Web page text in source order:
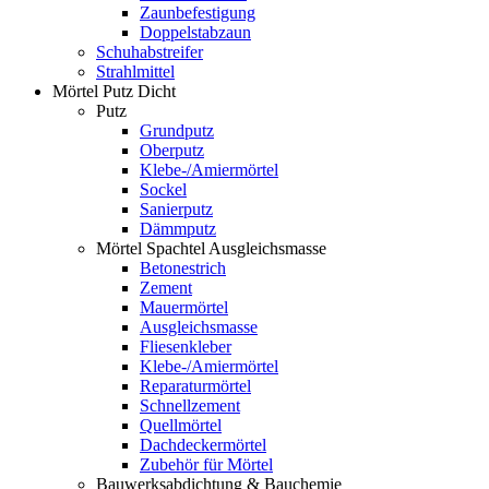
Zaunbefestigung
Doppelstabzaun
Schuhabstreifer
Strahlmittel
Mörtel Putz Dicht
Putz
Grundputz
Oberputz
Klebe-/Amiermörtel
Sockel
Sanierputz
Dämmputz
Mörtel Spachtel Ausgleichsmasse
Betonestrich
Zement
Mauermörtel
Ausgleichsmasse
Fliesenkleber
Klebe-/Amiermörtel
Reparaturmörtel
Schnellzement
Quellmörtel
Dachdeckermörtel
Zubehör für Mörtel
Bauwerksabdichtung & Bauchemie